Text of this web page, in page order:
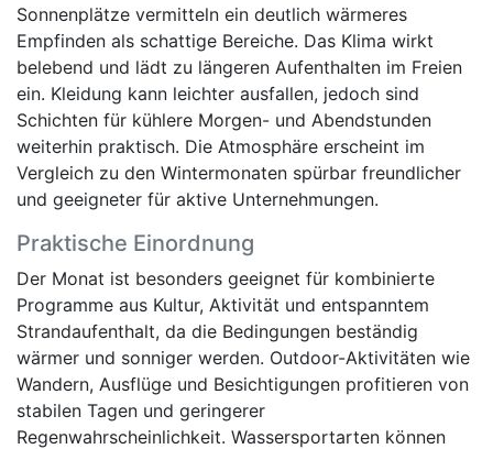
Sonnenplätze vermitteln ein deutlich wärmeres
Empfinden als schattige Bereiche. Das Klima wirkt
belebend und lädt zu längeren Aufenthalten im Freien
ein. Kleidung kann leichter ausfallen, jedoch sind
Schichten für kühlere Morgen- und Abendstunden
weiterhin praktisch. Die Atmosphäre erscheint im
Vergleich zu den Wintermonaten spürbar freundlicher
und geeigneter für aktive Unternehmungen.
Praktische Einordnung
Der Monat ist besonders geeignet für kombinierte
Programme aus Kultur, Aktivität und entspanntem
Strandaufenthalt, da die Bedingungen beständig
wärmer und sonniger werden. Outdoor-Aktivitäten wie
Wandern, Ausflüge und Besichtigungen profitieren von
stabilen Tagen und geringerer
Regenwahrscheinlichkeit. Wassersportarten können